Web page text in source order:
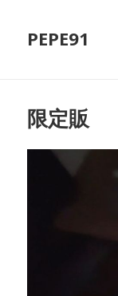
PEPE91
限定販